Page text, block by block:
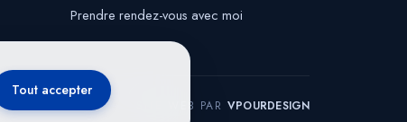
Tout accepter
Prendre rendez-vous avec moi
SITE WEB PAR VPOURDESIGN